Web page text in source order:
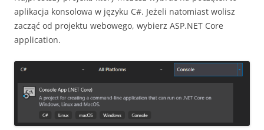
aplikacja konsolowa w języku C#. Jeżeli natomiast wolisz
zacząć od projektu webowego, wybierz ASP.NET Core
application.